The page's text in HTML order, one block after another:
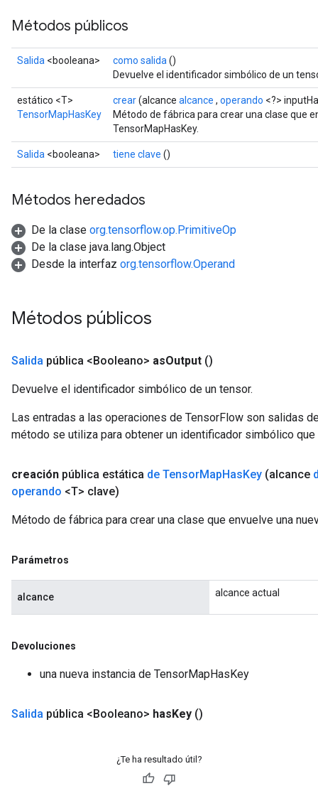
Métodos públicos
Salida <booleana> como salida ()
Devuelve el identificador simbólico de un
estático <T>
TensorMapHasKey
crear(alcance alcance , operando <?>
Método de fábrica para crear una clase que
TensorMapHasKey.
Salida <booleana> tiene clave ()
Métodos heredados
De la clase org.tensorflow.op.PrimitiveOp
De la clase java.lang.Object
Desde la interfaz org.tensorflow.Operand
Métodos públicos
Salida pública <Booleano> asOutput ()
Devuelve el identificador simbólico de un tensor.
Las entradas a las operaciones de TensorFlow son salidas
método se utiliza para obtener un identificador simbólico
creación pública estática de TensorMapHasKey (alcance
operando <T> clave)
Método de fábrica para crear una clase que envuelve una
Parámetros
alcance alcance actual
Devoluciones
una nueva instancia de TensorMapHasKey
Salida pública <Booleano> hasKey ()
¿Te ha resultado útil?